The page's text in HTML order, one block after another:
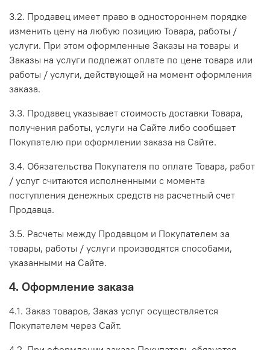
3.2. Продавец имеет право в одностороннем порядке
изменить цену на любую позицию Товара, работы /
услуги. При этом оформленные Заказы на товары и
Заказы на услуги подлежат оплате по цене товара или
работы / услуги, действующей на момент оформления
заказа.
3.3. Продавец указывает стоимость доставки Товара,
получения работы, услуги на Сайте либо сообщает
Покупателю при оформлении заказа на Сайте.
3.4. Обязательства Покупателя по оплате Товара, работ
/ услуг считаются исполненными с момента
поступления денежных средств на расчетный счет
Продавца.
3.5. Расчеты между Продавцом и Покупателем за
товары, работы / услуги производятся способами,
указанными на Сайте.
4. Оформление заказа
4.1. Заказ товаров, Заказ услуг осуществляется
Покупателем через Сайт.